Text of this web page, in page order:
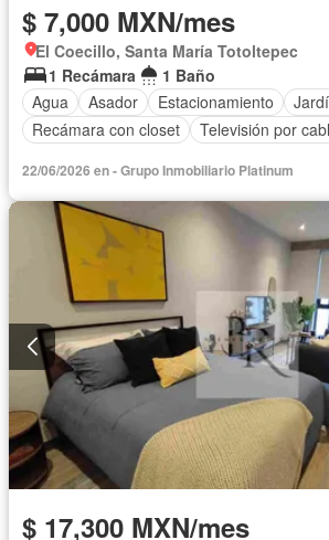
$ 7,000 MXN/mes
El Coecillo, Santa María Totoltepec
1 Recámara
1 Baño
Agua
Asador Estacionamiento
Recámara con closet
Televisión por
22/06/2026 en - Grupo Inmobiliario Platinum
$ 17,300 MXN/mes